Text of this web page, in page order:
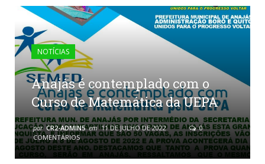
NOTÍCIAS
Anajás é contemplado com o
Curso de Matemática da UEPA
por CR2-ADMIN5 em 11 DE JULHO DE 2022
0
COMENTÁRIOS